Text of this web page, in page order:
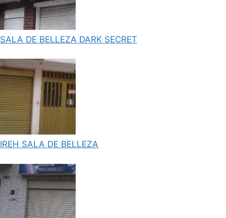
SALA DE BELLEZA DARK SECRET
IREH SALA DE BELLEZA